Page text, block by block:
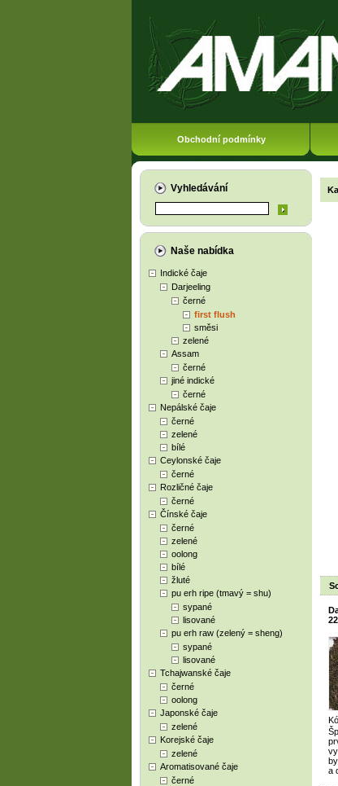
Obchodní podmínky
Vyhledávání
Naše nabídka
Indické čaje
Darjeeling
černé
first flush
směsi
zelené
Assam
černé
jiné indické
černé
Nepálské čaje
černé
zelené
bílé
Ceylonské čaje
černé
Rozličné čaje
černé
Čínské čaje
černé
zelené
oolong
bílé
žluté
pu erh ripe (tmavý = shu)
sypané
lisované
pu erh raw (zelený = sheng)
sypané
lisované
Tchajwanské čaje
černé
oolong
Japonské čaje
zelené
Korejské čaje
zelené
Aromatisované čaje
černé
a